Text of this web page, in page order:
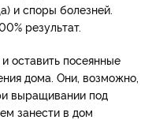
и споры болезней.
результат.
оставить посеянные
дома. Они, возможно,
выращивании под
занести в дом